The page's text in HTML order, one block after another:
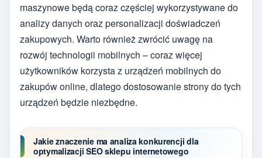
maszynowe będą coraz częściej wykorzystywane do
analizy danych oraz personalizacji doświadczeń
zakupowych. Warto również zwrócić uwagę na
rozwój technologii mobilnych – coraz więcej
użytkowników korzysta z urządzeń mobilnych do
zakupów online, dlatego dostosowanie strony do tych
urządzeń będzie niezbędne.
Jakie znaczenie ma analiza konkurencji dla
optymalizacji SEO sklepu internetowego